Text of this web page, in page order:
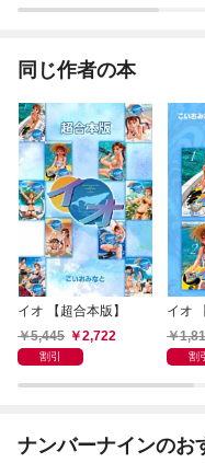
同じ作者の本
イオ 【超合本版】
5,445
2,722
割引
イオ
割
ナンバーナインのお